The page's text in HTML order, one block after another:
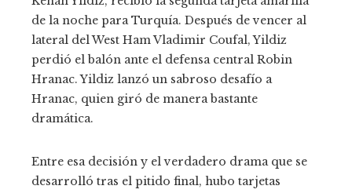
de la noche para Turquía. Después de vencer al
lateral del West Ham Vladimir Coufal, Yildiz
perdió el balón ante el defensa central Robin
Hranac. Yildiz lanzó un sabroso desafío a
Hranac, quien giró de manera bastante
dramática.
Entre esa decisión y el verdadero drama que se
desarrolló tras el pitido final, hubo tarjetas